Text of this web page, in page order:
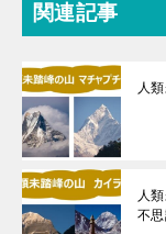
関連記事
人
人
不思